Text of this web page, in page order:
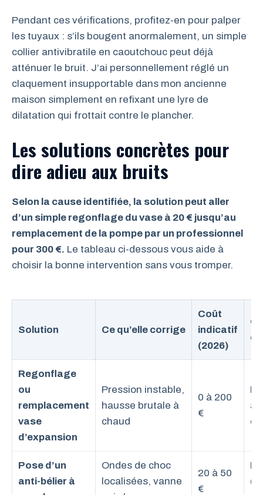
Pendant ces vérifications, profitez-en pour palper
les tuyaux : s’ils bougent anormalement, un simple
collier antivibratile en caoutchouc peut déjà
atténuer le bruit. J’ai personnellement réglé un
claquement insupportable dans mon ancienne
maison simplement en refixant une lyre de
dilatation qui frottait contre le plancher.
Les solutions concrètes pour
dire adieu aux bruits
Selon la cause identifiée, la solution peut aller
d’un simple regonflage du vase à 20 € jusqu’au
remplacement de la pompe par un professionnel
pour 300 €. Le tableau ci-dessous vous aide à
choisir la bonne intervention sans vous tromper.
Solution Ce qu’elle corrige
Coût
indicatif
(2026)
Regonflage
ou
remplacement
vase
d’expansion
Pression instable,
hausse brutale à
chaud
0 à 200
€
Pose d’un
anti-bélier à
Ondes de choc
localisées, vanne
20 à 50
€